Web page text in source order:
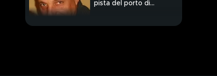
pista del porto di